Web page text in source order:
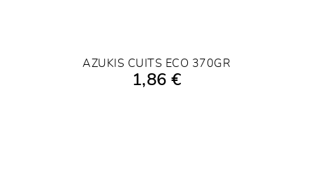
AÑADIR A LA COMPRA
AZUKIS CUITS ECO 370GR
1,86 €